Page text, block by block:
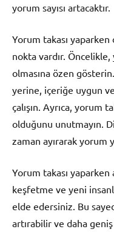
yorum sayısı artacaktır.
Yorum takası
nokta vardır. Öncelikle,
olmasına özen
yerine, içeriğe uygun
çalışın. Ayrıca, yorum
olduğunu unutmayın.
zaman ayırarak yorum
Yorum takası yaparken
keşfetme ve yeni
elde edersiniz. Bu
artırabilir ve daha